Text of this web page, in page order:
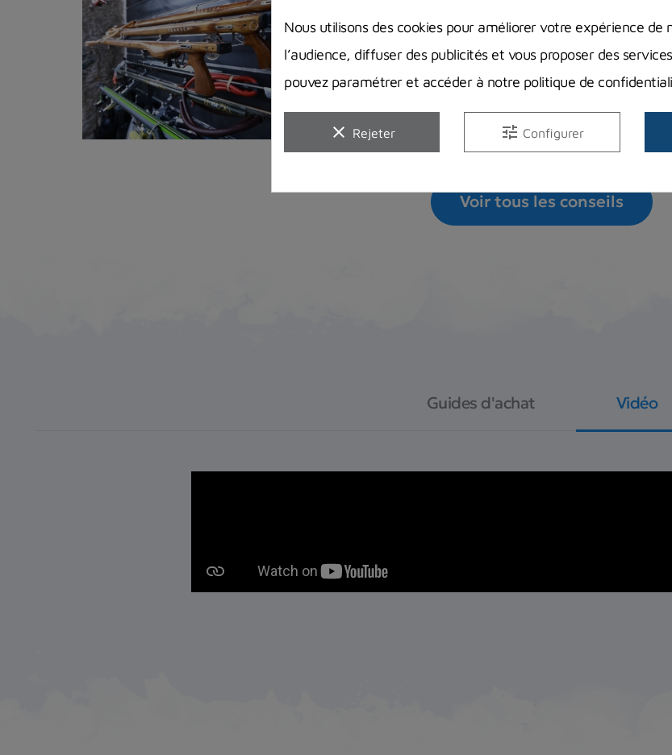
Comment choisir sa première arbalète de
marché peut rendre...
Lire la suite
Voir tous les conseils
Guides d'achat Vidéo
Nous utilisons des cookies pour améliorer votre expérience de
l’audience, diffuser des publicités et vous proposer des
pouvez paramétrer et accéder à notre politique de
clear Rejeter tune Configurer